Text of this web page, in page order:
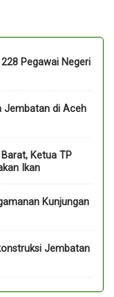
Pegawai Negeri
Jembatan di Aceh
Ketua TP
Ikan
Kunjungan
Jembatan